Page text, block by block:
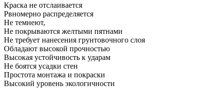
Краска не отслаивается
Рвномерно распределяется
Не темнеют,
Не покрываются желтыми пятнами
Не требует нанесения грунтовочного слоя
Обладают высокой прочностью
Высокая устойчивость к ударам
Не боятся усадки стен
Простота монтажа и покраски
Высокий уровень экологичности